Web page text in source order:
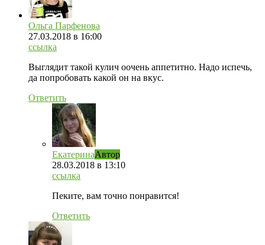
Ольга Парфенова
27.03.2018 в 16:00
ссылка
Выглядит такой кулич оочень аппетитно. Надо испечь,
да попробовать какой он на вкус.
Ответить
ЕкатеринаАвтор
28.03.2018 в 13:10
ссылка
Пеките, вам точно понравится!
Ответить